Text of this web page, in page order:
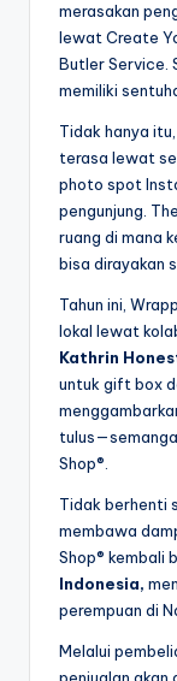
merasakan
lewat Create
Butler Service.
memiliki
Tidak hanya
terasa lewat
photo spot
pengunjung.
ruang di mana
bisa dirayakan
Tahun ini,
lokal lewat
Kathrin
untuk gift box
Shop®.
Tidak berhenti
membawa
Shop® kembali
Indonesia,
perempuan di
Melalui